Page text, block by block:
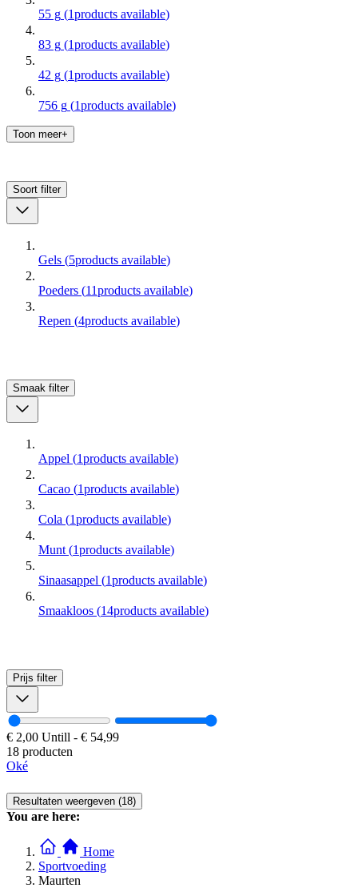
55 g (1products available)
83 g (1products available)
42 g (1products available)
756 g (1products available)
Toon meer+
Soort filter
Gels (5products available)
Poeders (11products available)
Repen (4products available)
Smaak filter
Appel (1products available)
Cacao (1products available)
Cola (1products available)
Munt (1products available)
Sinaasappel (1products available)
Smaakloos (14products available)
Prijs filter
€ 2,00 Untill - € 54,99
18 producten
Oké
Resultaten weergeven (18)
You are here:
Home
Sportvoeding
Maurten